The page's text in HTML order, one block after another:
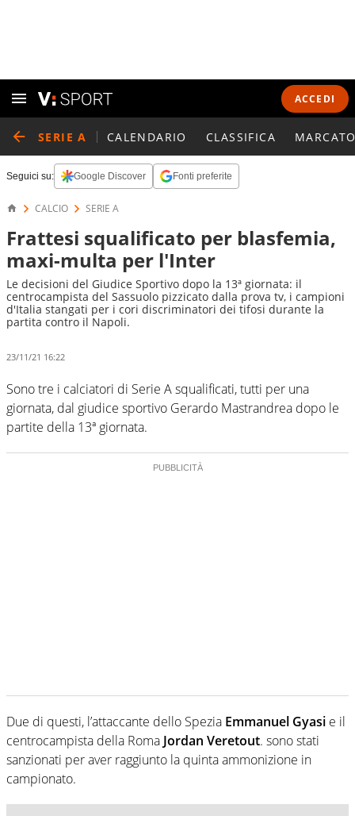
ACCEDI
SERIE A CALENDARIO CLASSIFICA
Seguici su: Google Discover Fonti preferite
CALCIO SERIE A
Frattesi squalificato per blasfemia,
maxi-multa per l'Inter
Le decisioni del Giudice Sportivo dopo la 13ª giornata: il
centrocampista del Sassuolo pizzicato dalla prova tv, i campioni
d'Italia stangati per i cori discriminatori dei tifosi durante la
partita contro il Napoli.
23/11/21 16:22
Sono tre i calciatori di Serie A squalificati, tutti per una
giornata, dal giudice sportivo Gerardo Mastrandrea dopo le
partite della 13ª giornata.
Due di questi, l’attaccante dello Spezia Emmanuel Gyasi e il
centrocampista della Roma Jordan Veretout. sono stati
sanzionati per aver raggiunto la quinta ammonizione in
campionato.